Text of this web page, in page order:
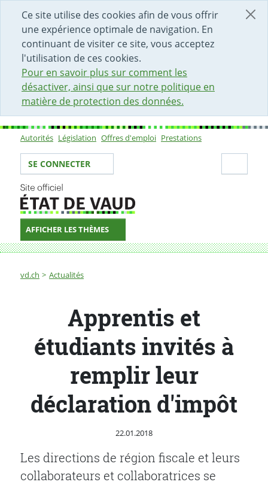
Ce site utilise des cookies afin de vous offrir
une expérience optimale de navigation. En
continuant de visiter ce site, vous acceptez
l'utilisation de ces cookies.
Pour en savoir plus sur comment les
désactiver, ainsi que sur notre politique en
matière de protection des données.
DÉBUT DU CONTENU DE LA PAGE
ACCÈS AU CHAMP DE RECHERCHE
PAGE D'ACCUEIL
FORMULAIRE DE CONTACT
Sous-navigation
Autorités Législation Offres d'emploi Prestations
Votre identité
SE CONNECTER
AFFICHER LES THÈMES
Fil d'Ariane
vd.ch Actualités
Apprentis et étudiants invités à remplir leur
Apprentis et
étudiants invités à
remplir leur
déclaration d'impôt
Publié le
22.01.2018
Les directions de région fiscale et leurs
collaborateurs et collaboratrices se